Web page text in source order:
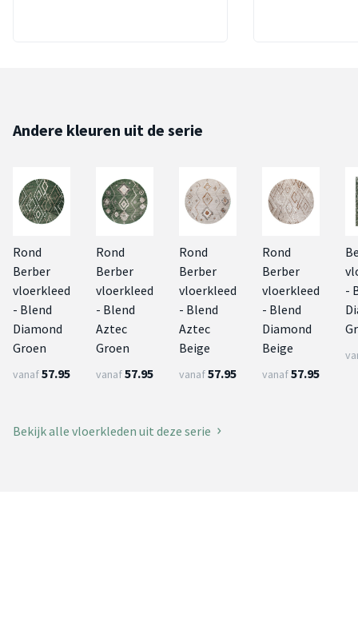
Andere kleuren uit de serie
Rond
Berber
vloerkleed
- Blend
Diamond
Groen
vanaf57.95
Rond
Berber
vloerkleed
- Blend
Aztec
Groen
vanaf57.95
Rond
Berber
vloerkleed
- Blend
Aztec
Beige
vanaf57.95
Rond
Berber
vloerkleed
- Blend
Diamond
Beige
vanaf57.95
-
Bekijk alle vloerkleden uit deze serie